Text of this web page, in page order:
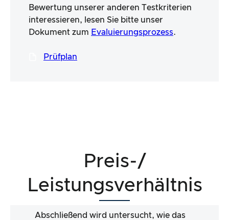
Bewertung unserer anderen Testkriterien
interessieren, lesen Sie bitte unser
Dokument zum Evaluierungsprozess.
Prüfplan
Preis-/
Leistungsverhältnis
Abschließend wird untersucht, wie das